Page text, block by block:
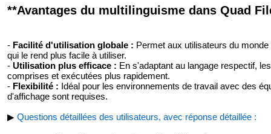
**Avantages du multilinguisme dans Quad
- Facilité d'utilisation globale : Permet aux utilisateurs du
qui le rend plus facile à utiliser.
- Utilisation plus efficace : En s'adaptant au langage respectif,
comprises et exécutées plus rapidement.
- Flexibilité : Idéal pour les environnements de travail avec des
d'affichage sont requises.
▶ Questions détaillées des utilisateurs, avec réponse détaillée :